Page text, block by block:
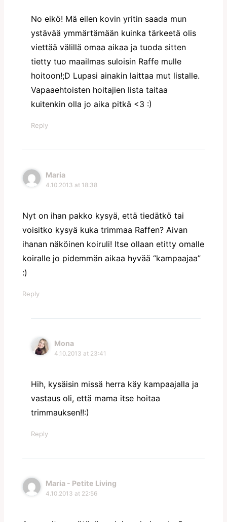
No eikö! Mä eilen kovin yritin saada mun
ystävää ymmärtämään kuinka tärkeetä olis
viettää välillä omaa aikaa ja tuoda sitten
tietty tuo maailmas suloisin Raffe mulle
hoitoon!;D Lupasi ainakin laittaa mut listalle.
Vapaaehtoisten hoitajien lista taitaa
kuitenkin olla jo aika pitkä <3 :)
Reply
Maria
4.10.2013 at 18:38
Nyt on ihan pakko kysyä, että tiedätkö tai
voisitko kysyä kuka trimmaa Raffen? Aivan
ihanan näköinen koiruli! Itse ollaan etitty omalle
koiralle jo pidemmän aikaa hyvää “kampaajaa”
:)
Reply
Mona
4.10.2013 at 23:41
Hih, kysäisin missä herra käy kampaajalla ja
vastaus oli, että mama itse hoitaa
trimmauksen!!:)
Reply
Maria - Petite Living
4.10.2013 at 22:56